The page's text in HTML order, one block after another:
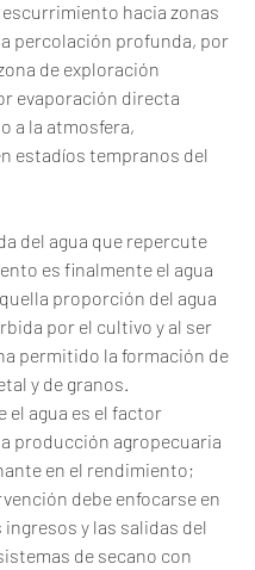
escurrimiento hacia zonas
percolación profunda, por
de exploración
evaporación directa
a la atmosfera,
estadíos tempranos del
del agua que repercute
es finalmente el agua
proporción del agua
por el cultivo y al ser
permitido la formación de
y de granos.
el agua es el factor
producción agropecuaria
en el rendimiento;
debe enfocarse en
y las salidas del
de secano con